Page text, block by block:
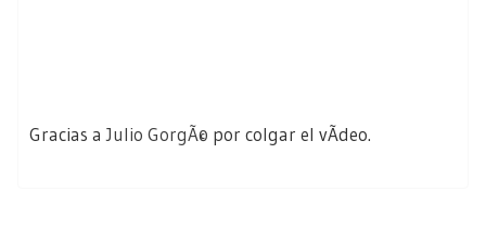
Gracias a Julio GorgÃ© por colgar el vÃ­deo.